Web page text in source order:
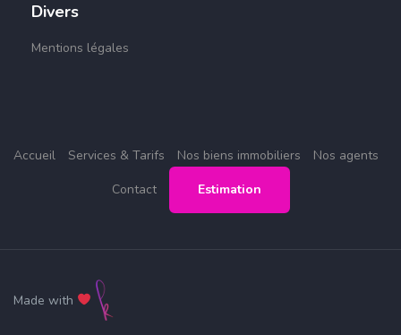
Divers
Mentions légales
Accueil Services & Tarifs Nos biens immobiliers
Nos agents
Contact
Estimation
Made with